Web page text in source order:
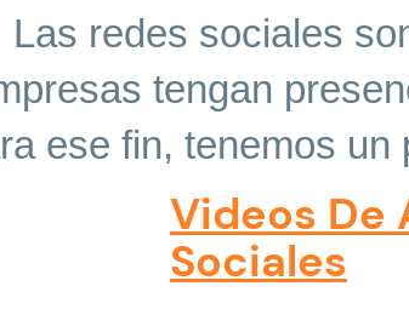
Las redes sociales
tengan
ese fin, tenemos
Videos De
Sociales